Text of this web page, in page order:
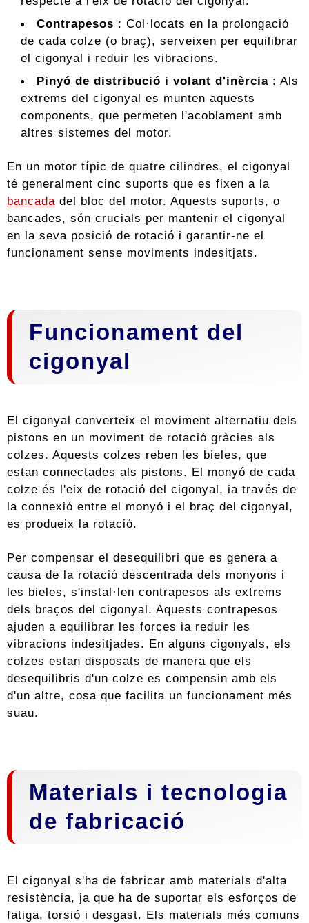
Contrapesos : Col·locats en la prolongació
de cada colze (o braç), serveixen per equilibrar
el cigonyal i reduir les vibracions.
Pinyó de distribució i volant d'inèrcia : Als
extrems del cigonyal es munten aquests
components, que permeten l'acoblament amb
altres sistemes del motor.
En un motor típic de quatre cilindres, el cigonyal
té generalment cinc suports que es fixen a la
bancada del bloc del motor. Aquests suports, o
bancades, són crucials per mantenir el cigonyal
en la seva posició de rotació i garantir-ne el
funcionament sense moviments indesitjats.
Funcionament del
cigonyal
El cigonyal converteix el moviment alternatiu dels
pistons en un moviment de rotació gràcies als
colzes. Aquests colzes reben les bieles, que
estan connectades als pistons. El monyó de cada
colze és l'eix de rotació del cigonyal, ia través de
la connexió entre el monyó i el braç del cigonyal,
es produeix la rotació.
Per compensar el desequilibri que es genera a
causa de la rotació descentrada dels monyons i
les bieles, s'instal·len contrapesos als extrems
dels braços del cigonyal. Aquests contrapesos
ajuden a equilibrar les forces ia reduir les
vibracions indesitjades. En alguns cigonyals, els
colzes estan disposats de manera que els
desequilibris d'un colze es compensin amb els
d'un altre, cosa que facilita un funcionament més
suau.
Materials i tecnologia
de fabricació
El cigonyal s'ha de fabricar amb materials d'alta
resistència, ja que ha de suportar els esforços de
fatiga, torsió i desgast. Els materials més comuns